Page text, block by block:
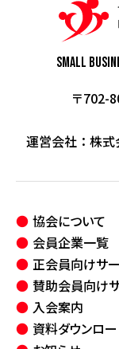
Small
〒702-
運営会社： 株式
協会について
会員企業一覧
正会員向けサ
賛助会員向け
入会案内
資料ダウンロー